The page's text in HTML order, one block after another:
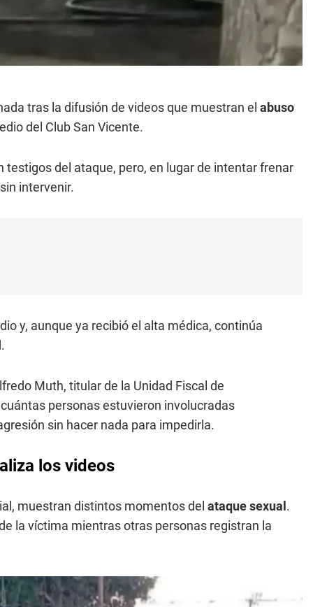
tras la difusión de videos que muestran el abuso
del Club San Vicente.
del ataque, pero, en lugar de intentar frenar
intervenir.
y, aunque ya recibió el alta médica, continúa
Muth, titular de la Unidad Fiscal de
personas estuvieron involucradas
sin hacer nada para impedirla.
los videos
muestran distintos momentos del ataque sexual .
la víctima mientras otras personas registran la